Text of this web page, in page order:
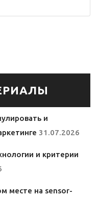
и
31.07.2026
и критерии
месте на sensor-